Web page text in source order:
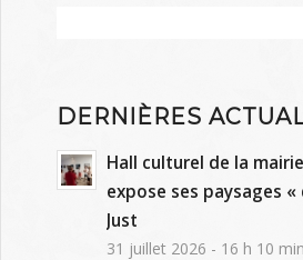
DERNIÈRES
Hall culturel de la
expose ses paysages «
Just
31 juillet 2026 - 16 h 10 min